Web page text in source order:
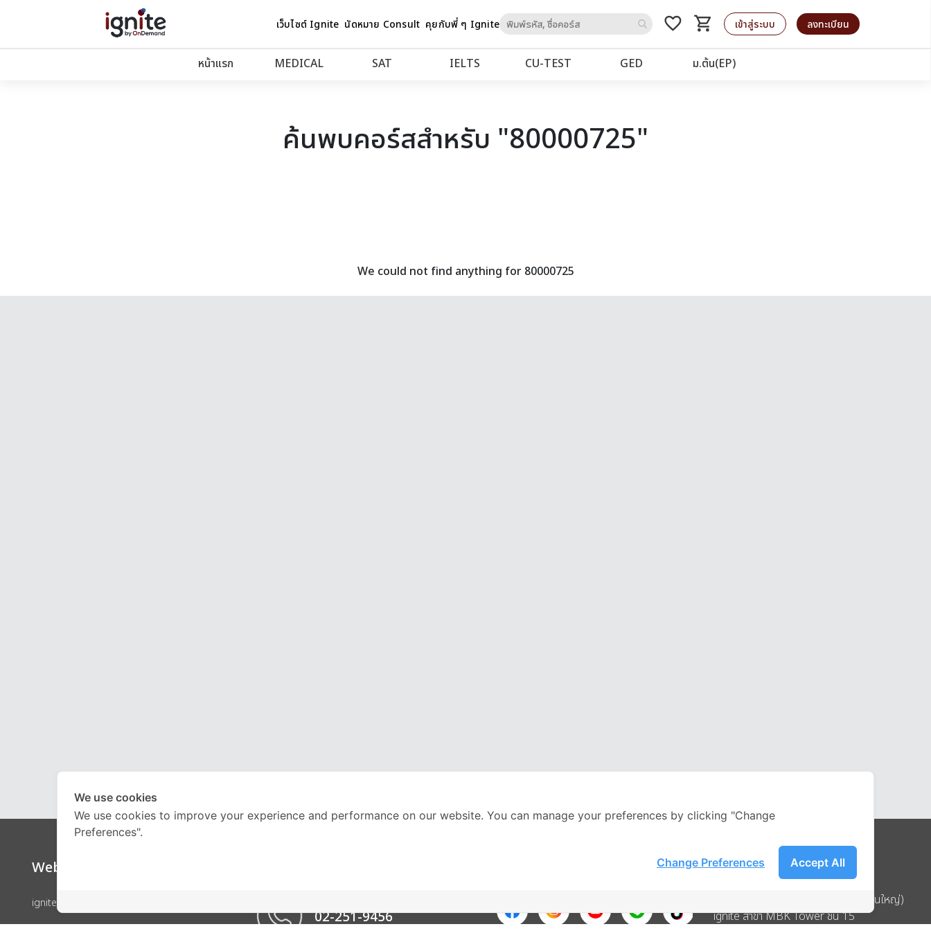
เว็บไซต์ Ignite นัดหมาย Consult คุยกับพี่ ๆ Igniteto
favorite_border shopping_cart
รถเข็น เข้าสู่ระบบ ลงทะเบียน
หน้าแรก MEDICAL SAT IELTS CU‑TEST GED ม.ต้น(EP)
ค้นพบคอร์สสำหรับ "80000725"
We could not find anything for 80000725
Website
ignite by OnDemand
02-251-9456
Address
บริษัท อิกไนท์ เอ สตาร์ จำกัด (สำนักงานใหญ่)
ignite สาขา MBK Tower ชั้น 15
We use cookies
We use cookies to improve your experience and performance on our website. You can manage your preferences by clicking "Change
Preferences".
Accept All
Change Preferences